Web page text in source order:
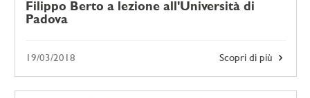
Filippo Berto a lezione all'Università di
Padova
Scopri di più
19/03/2018